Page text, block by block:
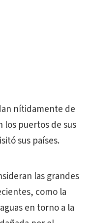
nítidamente de
puertos de sus
sus países.
las grandes
como la
en torno a la